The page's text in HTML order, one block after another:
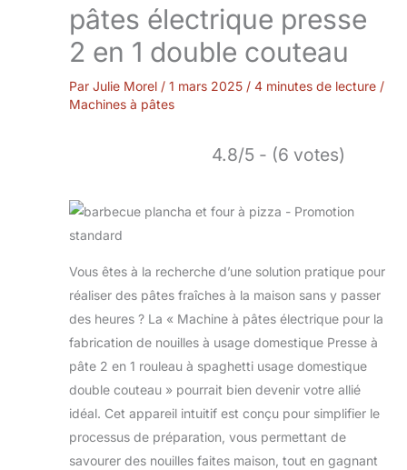
pâtes électrique presse
2 en 1 double couteau
Par Julie Morel / 1 mars 2025 / 4 minutes de lecture /
Machines à pâtes
4.8/5 - (6 votes)
Vous êtes à la recherche d’une solution pratique pour
réaliser des pâtes fraîches à la maison sans y passer
des heures ? La « Machine à pâtes électrique pour la
fabrication de nouilles à usage domestique Presse à
pâte 2 en 1 rouleau à spaghetti usage domestique
double couteau » pourrait bien devenir votre allié
idéal. Cet appareil intuitif est conçu pour simplifier le
processus de préparation, vous permettant de
savourer des nouilles faites maison, tout en gagnant